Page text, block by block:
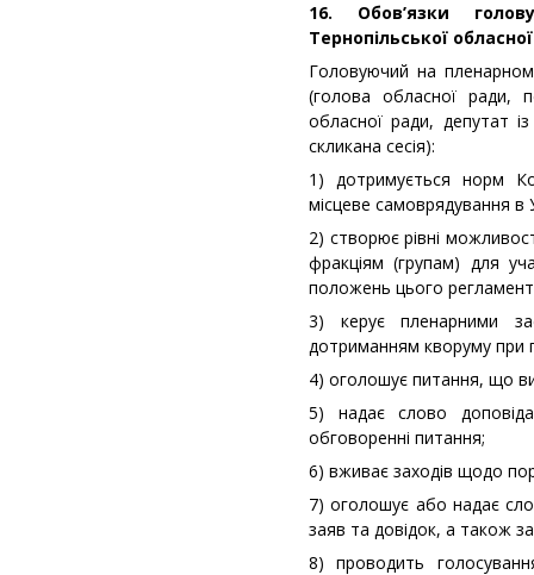
16. Обов’язки
Тернопільської
Головуючий на
(голова обласної ради,
обласної ради, депутат із
скликана сесія):
1) дотримується норм
місцеве самоврядування в
2) створює рівні
фракціям (групам) для
положень цього
3) керує пленарними
дотриманням кворуму при
4) оголошує питання, що
5) надає слово
обговоренні питання;
6) вживає заходів щодо
7) оголошує або надає
заяв та довідок, а також
8) проводить